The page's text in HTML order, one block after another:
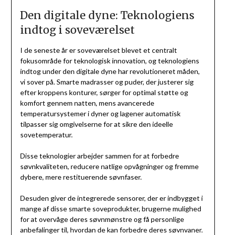
Den digitale dyne: Teknologiens
indtog i soveværelset
I de seneste år er soveværelset blevet et centralt
fokusområde for teknologisk innovation, og teknologiens
indtog under den digitale dyne har revolutioneret måden,
vi sover på. Smarte madrasser og puder, der justerer sig
efter kroppens konturer, sørger for optimal støtte og
komfort gennem natten, mens avancerede
temperatursystemer i dyner og lagener automatisk
tilpasser sig omgivelserne for at sikre den ideelle
sovetemperatur.
Disse teknologier arbejder sammen for at forbedre
søvnkvaliteten, reducere natlige opvågninger og fremme
dybere, mere restituerende søvnfaser.
Desuden giver de integrerede sensorer, der er indbygget i
mange af disse smarte soveprodukter, brugerne mulighed
for at overvåge deres søvnmønstre og få personlige
anbefalinger til, hvordan de kan forbedre deres søvnvaner.